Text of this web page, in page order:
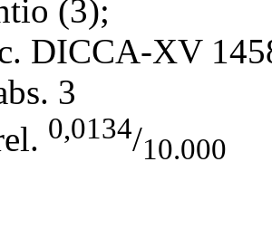
(3);
DICCA-XV
3
0,0134/10.000